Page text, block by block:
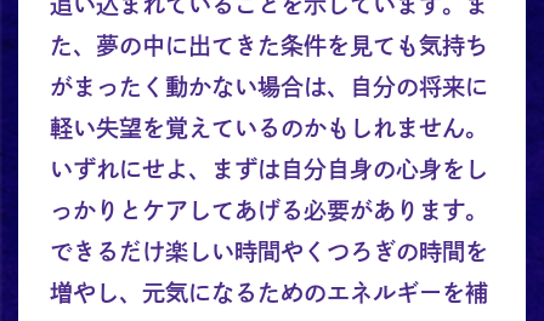
追い込まれていることを示しています。ま
た、夢の中に出てきた条件を見ても気持ち
がまったく動かない場合は、自分の将来に
軽い失望を覚えているのかもしれません。
いずれにせよ、まずは自分自身の心身をし
っかりとケアしてあげる必要があります。
できるだけ楽しい時間やくつろぎの時間を
増やし、元気になるためのエネルギーを補